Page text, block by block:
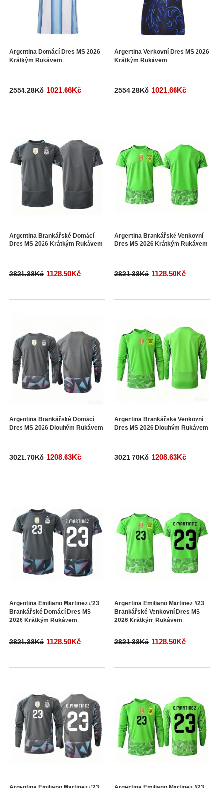
Argentina Domácí Dres MS 2026
Krátkým Rukávem
2554.28Kč 1021.66Kč
Argentina Venkovní Dres MS 2026
Krátkým Rukávem
2554.28Kč 1021.66Kč
Argentina Brankářské Domácí
Dres MS 2026 Krátkým Rukávem
2821.38Kč 1128.50Kč
Argentina Brankářské Venkovní
Dres MS 2026 Krátkým Rukávem
2821.38Kč 1128.50Kč
Argentina Brankářské Domácí
Dres MS 2026 Dlouhým Rukávem
3021.70Kč 1208.63Kč
Argentina Brankářské Venkovní
Dres MS 2026 Dlouhým Rukávem
3021.70Kč 1208.63Kč
Argentina Emiliano Martinez #23
Brankářské Domácí Dres MS
2026 Krátkým Rukávem
2821.38Kč 1128.50Kč
Argentina Emiliano Martinez #23
Brankářské Venkovní Dres MS
2026 Krátkým Rukávem
2821.38Kč 1128.50Kč